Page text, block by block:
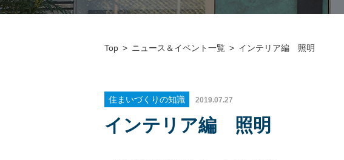
Top ニュース＆イベント一覧 インテリア編 照明
住まいづくりの知識 2019.07.27
インテリア編 照明